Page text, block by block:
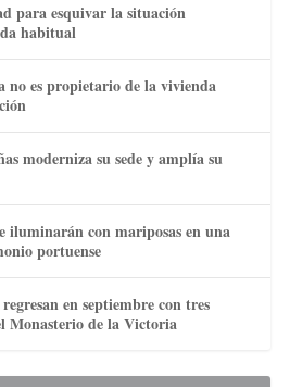
para esquivar la situación
habitual
no es propietario de la vivienda
moderniza su sede y amplía su
iluminarán con mariposas en una
portuense
en septiembre con tres
Monasterio de la Victoria